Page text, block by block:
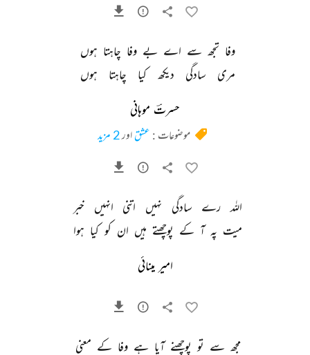
وفا تجھ سے اے بے وفا چاہتا ہوں
مری
سادگی دیکھ کیا چاہتا ہوں
حسرتؔ موہانی
موضوعات : عشقاور2 مزید
اللہ رے سادگی نہیں اتنی انہیں
خبر
میت پہ آ کے پوچھتے ہیں ان کو کیا ہوا
امیر مینائی
مجھ سے تو پوچھنے آیا ہے وفا کے معنی